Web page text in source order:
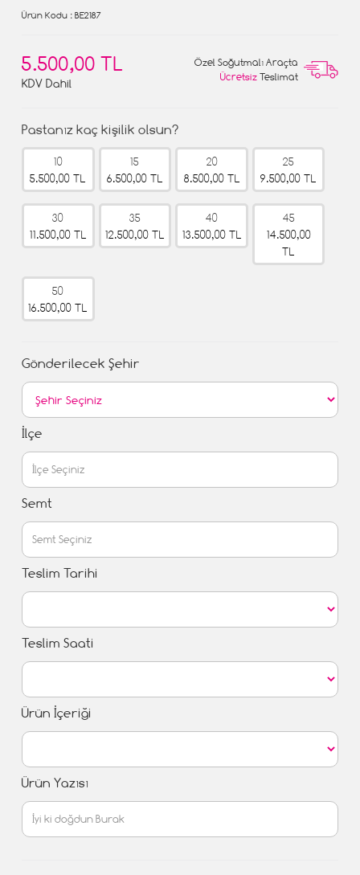
Ürün Kodu : BE2187
5.500,00 TL
KDV Dahil
Özel Soğutmalı Araçta
Ücretsiz Teslimat
Pastanız kaç kişilik olsun?
10
5.500,00 TL
15
6.500,00 TL
20
8.500,00 TL
25
9.500,00 TL
30
11.500,00 TL
35
12.500,00 TL
40
13.500,00 TL
45
14.500,00
TL
50
16.500,00 TL
Gönderilecek Şehir
İlçe
Semt
Teslim Tarihi
Teslim Saati
Ürün İçeriği
Ürün Yazısı